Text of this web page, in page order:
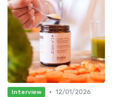
Interview • 12/01/2026